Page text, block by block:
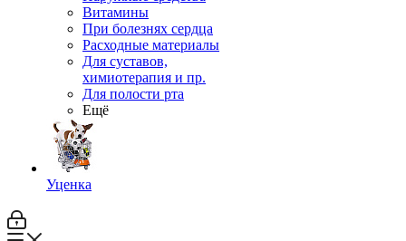
Витамины
При болезнях сердца
Расходные материалы
Для суставов,
химиотерапия и пр.
Для полости рта
Ещё
Уценка